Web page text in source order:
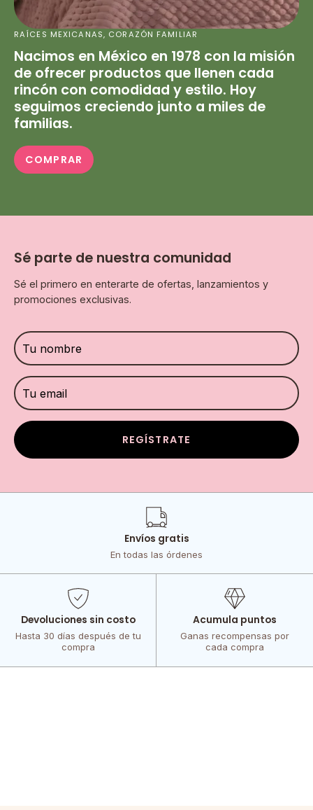
RAÍCES MEXICANAS, CORAZÓN FAMILIAR
Nacimos en México en 1978 con la misión
de ofrecer productos que llenen cada
rincón con comodidad y estilo. Hoy
seguimos creciendo junto a miles de
familias.
COMPRAR
Sé parte de nuestra comunidad
Sé el primero en enterarte de ofertas, lanzamientos y
promociones exclusivas.
REGÍSTRATE
Envíos gratis
En todas las órdenes
Devoluciones sin costo
Hasta 30 días después de tu
compra
Acumula puntos
Ganas recompensas por
cada compra